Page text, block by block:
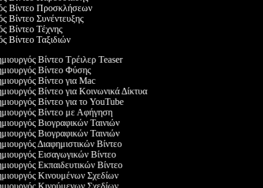
Βίντεο Προσκλήσεων
Βίντεο Συνέντευξης
Βίντεο Τέχνης
Βίντεο Ταξιδιών
Βίντεο Τρέιλερ Teaser
Βίντεο Φύσης
Βίντεο για Mac
Βίντεο για Κοινωνικά Δίκτυα
Βίντεο για το YouTube
Βίντεο με Αφήγηση
Βιογραφικών Ταινιών
Βιογραφικών Ταινιών
Διαφημιστικών Βίντεο
Εισαγωγικών Βίντεο
Εκπαιδευτικών Βίντεο
Κινουμένων Σχεδίων